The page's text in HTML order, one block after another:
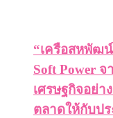
“เครือสหพัฒ
Soft Power
เศรษฐกิจอย่า
ตลาดให้กับปร